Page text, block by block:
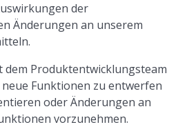
der
Änderungen an unserem
dem Produktentwicklungsteam
Funktionen zu entwerfen
oder Änderungen an
vorzunehmen.